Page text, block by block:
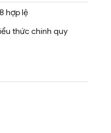
hợp lệ
thức chính quy